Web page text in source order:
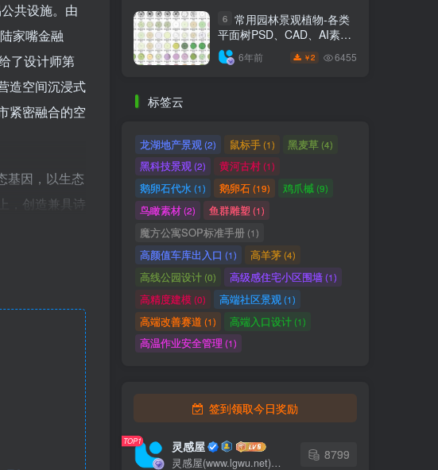
共设施。由
家嘴金融
了设计师第
造空间沉浸式
紧密融合的空
基因，以生态
，创造兼具诗
功能已不能
为金色中环重
与贯通道结合
遍布。近20年
希望在新
此，设计师提
6 常用园林景观植物-各类
平面树PSD、CAD、AI素材
线稿
6年前 ￥2 6455
标签云
龙湖地产景观 (2) 鼠标手(1) 黑麦草(4)
黑科技景观(2) 黄河古村(1)
鹅卵石代水(1) 鹅卵石(19) 鸡爪槭(9)
鸟瞰素材(2) 鱼群雕塑 (1)
魔方公寓SOP标准手册 (1)
高颜值车库出入口 (1) 高羊茅(4)
高线公园设计 (0) 高级感住宅小区围墙(1)
高精度建模(0) 高端社区景观 (1)
高端改善赛道 (1) 高端入口设计(1)
高温作业安全管理 (1)
签到领取今日奖励
TOP1 灵感屋
灵感屋(www.lgwu.net)尽可能为每一位设计师提供更全面、更精致、更具有创意感的设计素材。努力成为景观设计师展示实力和互相学习的优质网络资源发布平台。
8799